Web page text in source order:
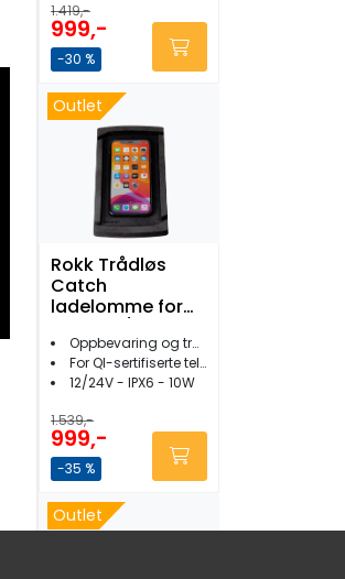
1.419,-
999,-
-30 %
Outlet
Rokk Trådløs
Catch
ladelomme for
Oppbevaring og trådløs lading
For QI-sertifiserte telefoner
12/24V - IPX6 - 10W
1.539,-
999,-
-35 %
Outlet